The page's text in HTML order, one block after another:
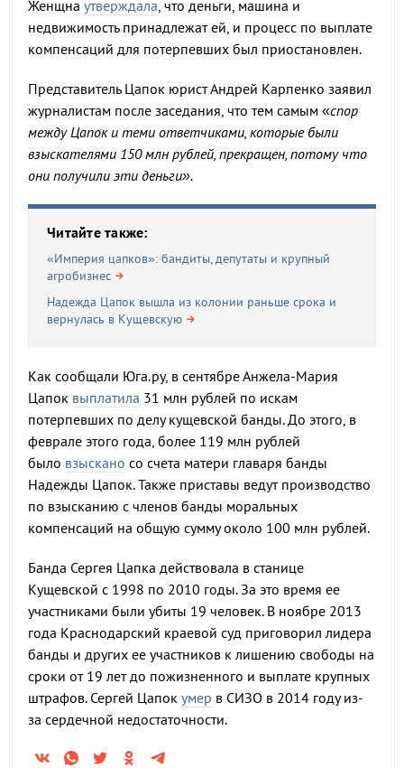
Женщна утверждала, что деньги, машина и
недвижимость принадлежат ей, и процесс по выплате
компенсаций для потерпевших был приостановлен.
Представитель Цапок юрист Андрей Карпенко заявил
журналистам после заседания, что тем самым «спор
между Цапок и теми ответчиками, которые были
взыскателями 150 млн рублей, прекращен, потому что
они получили эти деньги».
Читайте также:
«Империя цапков»: бандиты, депутаты и крупный
агробизнес
Надежда Цапок вышла из колонии раньше срока и
вернулась в Кущевскую
Как сообщали Юга.ру, в сентябре Анжела-Мария
Цапок выплатила 31 млн рублей по искам
потерпевших по делу кущевской банды. До этого, в
феврале этого года, более 119 млн рублей
было взыскано со счета матери главаря банды
Надежды Цапок. Также приставы ведут производство
по взысканию с членов банды моральных
компенсаций на общую сумму около 100 млн рублей.
Банда Сергея Цапка действовала в станице
Кущевской с 1998 по 2010 годы. За это время ее
участниками были убиты 19 человек. В ноябре 2013
года Краснодарский краевой суд приговорил лидера
банды и других ее участников к лишению свободы на
сроки от 19 лет до пожизненного и выплате крупных
штрафов. Сергей Цапок умер в СИЗО в 2014 году из-
за сердечной недостаточности.